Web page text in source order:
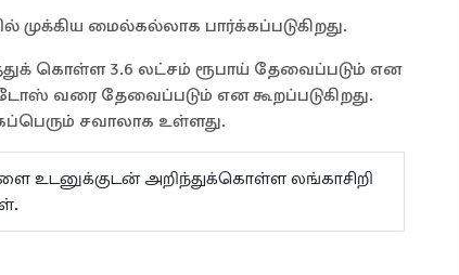
முக்கிய மைல்கல்லாக பார்க்கப்படுகிறது.
கொள்ள 3.6 லட்சம் ரூபாய் தேவைப்படும் என
வரை தேவைப்படும் என கூறப்படுகிறது.
சவாலாக உள்ளது.
உடனுக்குடன் அறிந்துக்கொள்ள லங்காசிறி